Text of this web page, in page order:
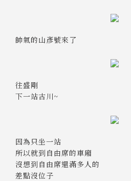
帥氣的山彥號來了
往盛剛
下一站古川~
因為只坐一站
所以就到自由席的車廂
沒想到自由席還滿多人的
差點沒位子